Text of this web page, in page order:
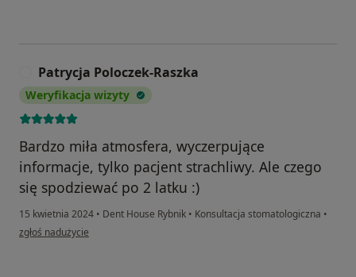
Patrycja Poloczek-Raszka
Weryfikacja wizyty
Bardzo miła atmosfera, wyczerpujące
informacje, tylko pacjent strachliwy. Ale czego
się spodziewać po 2 latku :)
15 kwietnia 2024 • Dent House Rybnik • Konsultacja stomatologiczna •
w opinii użytkownika Patrycja Poloczek-Raszka
zgłoś nadużycie